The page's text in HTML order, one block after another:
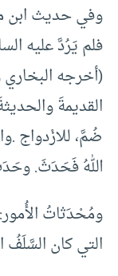
وفي حديث ابن
فلم يَرُدَّ عليه
(أخرجه
القديمةَ
ضُمَّ، للازْدواج
اللهُ فَحَدَثَ.
ومُحْدَثاتُ
التي كان